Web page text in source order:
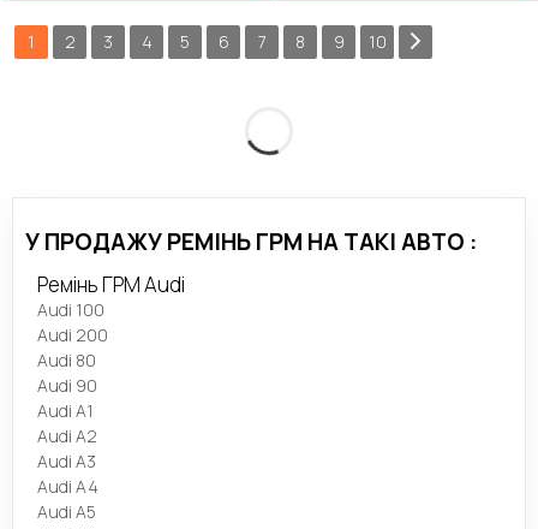
1 2 3 4 5 6 7 8 9 10
У ПРОДАЖУ РЕМІНЬ ГРМ НА ТАКІ АВТО :
Ремінь ГРМ Audi
Audi 100
Audi 200
Audi 80
Audi 90
Audi A1
Audi A2
Audi A3
Audi A4
Audi A5